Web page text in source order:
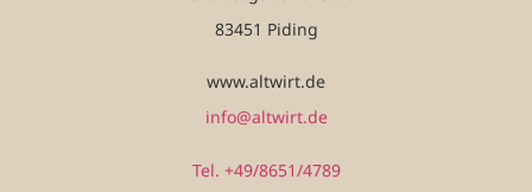
83451 Piding
www.altwirt.de
info@altwirt.de
Tel. +49/8651/4789